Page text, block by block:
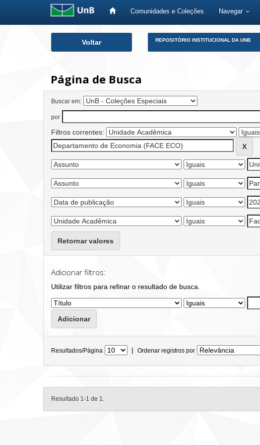
Comunidades e Coleções Navegar
Voltar REPOSITÓRIO INSTITUCIONAL DA UNB
Página de Busca
Buscar em:
por
Filtros correntes:
Retornar valores
Adicionar filtros:
Utilizar filtros para refinar o resultado de busca.
Resultados/Página | Ordenar registros por
Resultado 1-1 de 1.